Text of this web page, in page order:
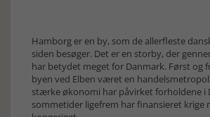
Hamborg er en by, som de allerfleste
siden besøger. Det er en storby, der
har betydet meget for Danmark. Først og
byen ved Elben været en
stærke økonomi har påvirket forholdene i
sommetider ligefrem har finansieret krige